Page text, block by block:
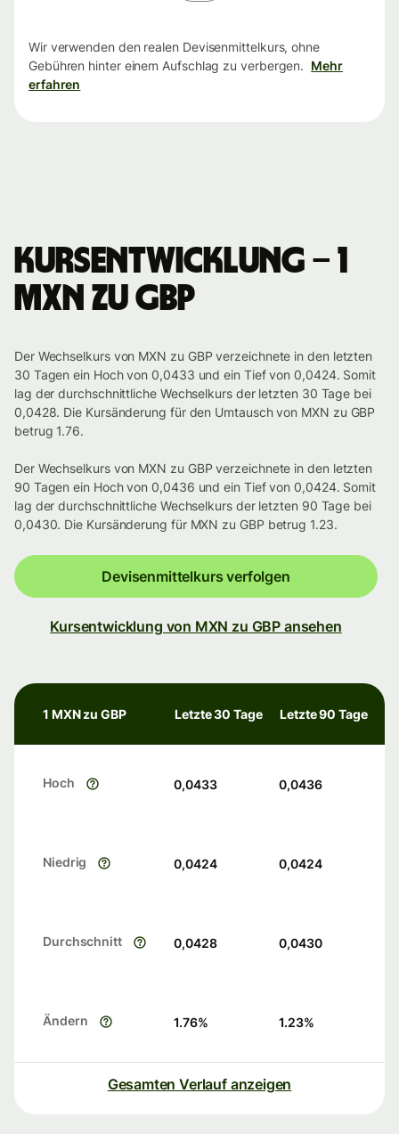
Wir verwenden den realen Devisenmittelkurs, ohne
Gebühren hinter einem Aufschlag zu verbergen. Mehr
erfahren
Kursentwicklung – 1
MXN zu GBP
Der Wechselkurs von MXN zu GBP verzeichnete in den letzten
30 Tagen ein Hoch von 0,0433 und ein Tief von 0,0424. Somit
lag der durchschnittliche Wechselkurs der letzten 30 Tage bei
0,0428. Die Kursänderung für den Umtausch von MXN zu GBP
betrug 1.76.
Der Wechselkurs von MXN zu GBP verzeichnete in den letzten
90 Tagen ein Hoch von 0,0436 und ein Tief von 0,0424. Somit
lag der durchschnittliche Wechselkurs der letzten 90 Tage bei
0,0430. Die Kursänderung für MXN zu GBP betrug 1.23.
Devisenmittelkurs verfolgen
Kursentwicklung von MXN zu GBP ansehen
1 MXN zu GBP Letzte 30 Tage Letzte 90 Tage
Hoch 0,0433 0,0436
Niedrig 0,0424 0,0424
Durchschnitt 0,0428 0,0430
Ändern 1.76% 1.23%
Gesamten Verlauf anzeigen